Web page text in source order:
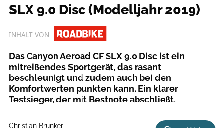
SLX 9.0 Disc (Modelljahr 2019)
INHALT VON
Das Canyon Aeroad CF SLX 9.0 Disc ist ein
mitreißendes Sportgerät, das rasant
beschleunigt und zudem auch bei den
Komfortwerten punkten kann. Ein klarer
Testsieger, der mit Bestnote abschließt.
Christian Brunker